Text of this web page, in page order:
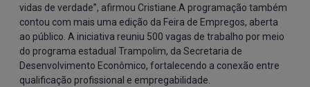
vidas de verdade”, afirmou Cristiane.A programação também
contou com mais uma edição da Feira de Empregos, aberta
ao público. A iniciativa reuniu 500 vagas de trabalho por meio
do programa estadual Trampolim, da Secretaria de
Desenvolvimento Econômico, fortalecendo a conexão entre
qualificação profissional e empregabilidade.